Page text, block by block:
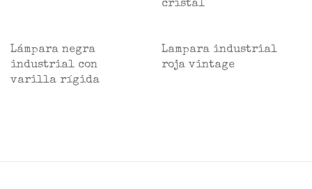
cristal
Lámpara negra
industrial con
varilla rígida
Lampara industrial
roja vintage